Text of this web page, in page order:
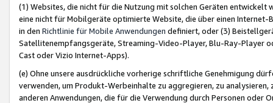
(1) Websites, die nicht für die Nutzung mit solchen Geräten
eine nicht für Mobilgeräte optimierte Website, die über einen
in den Richtlinie für Mobile Anwendungen definiert, oder (3)
Satellitenempfangsgeräte, Streaming-Video-Player, Blu-Ray-Player
Cast oder Vizio Internet-Apps).
(e) Ohne unsere ausdrückliche vorherige schriftliche Genehmigung
verwenden, um Produkt-Werbeinhalte zu aggregieren, zu
anderen Anwendungen, die für die Verwendung durch Personen